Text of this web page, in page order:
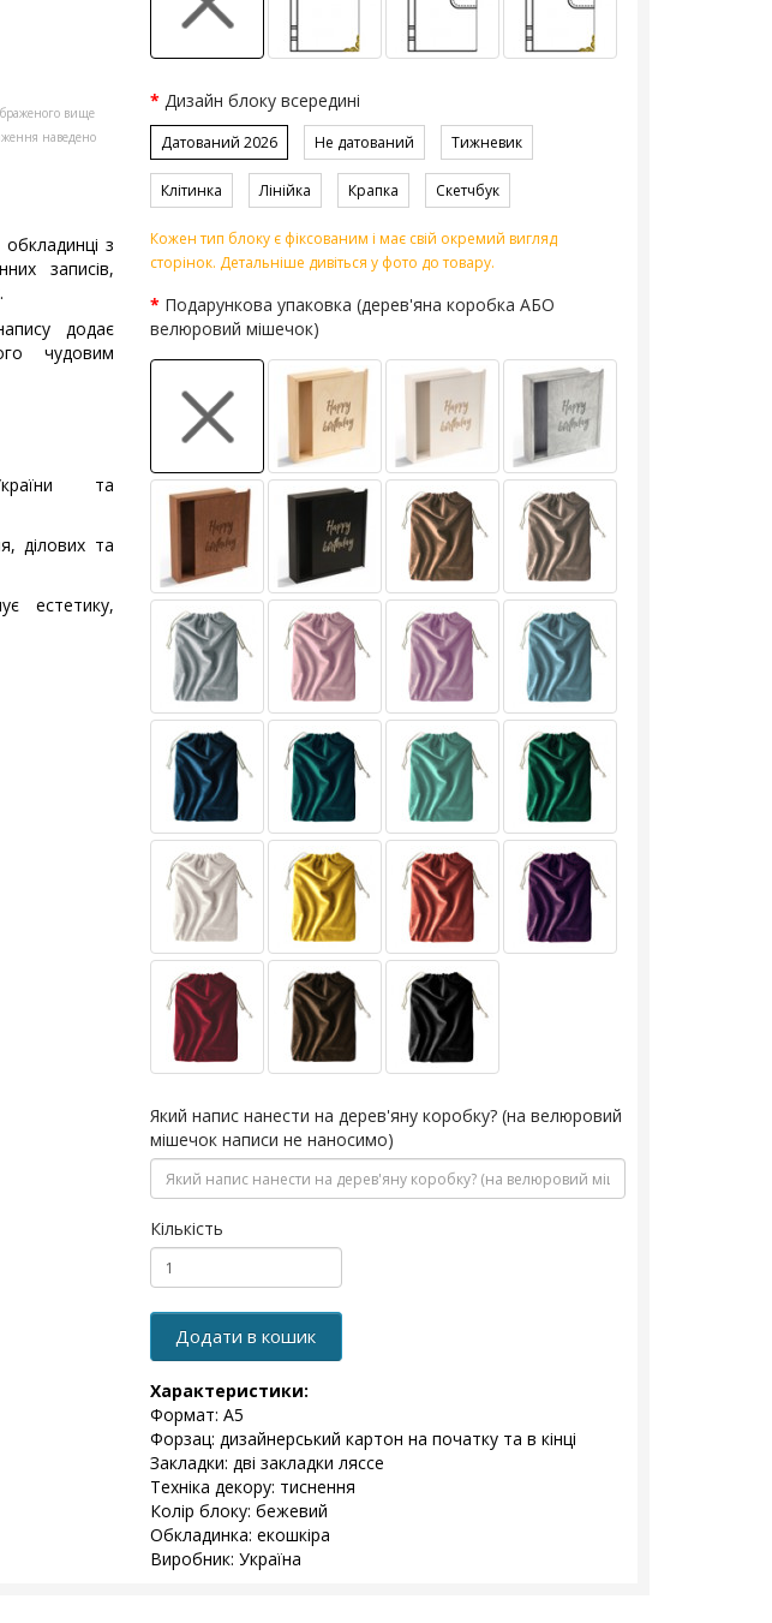
вище
наведено
з
записів,
додає
чудовим
та
ділових та
естетику,
Дизайн блоку всередині
Датований 2026 Не датований Тижневик
Клітинка Лінійка Крапка Скетчбук
Кожен тип блоку є фіксованим і має свій окремий вигляд
сторінок. Детальніше дивіться у фото до товару.
Подарункова упаковка (дерев'яна коробка АБО
велюровий мішечок)
Який напис нанести на дерев'яну коробку? (на велюровий
мішечок написи не наносимо)
Кількість
Додати в кошик
Характеристики:
Формат: А5
Форзац: дизайнерський картон на початку та в кінці
Закладки: дві закладки ляссе
Техніка декору: тиснення
Колір блоку: бежевий
Обкладинка: екошкіра
Виробник: Україна